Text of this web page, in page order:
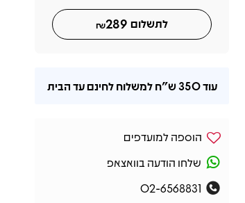
לתשלום 289
₪
עוד350 ש"ח למשלוח לחינם עד הבית
הוספה למועדפים
שלחו הודעה בוואצאפ
02-6568831